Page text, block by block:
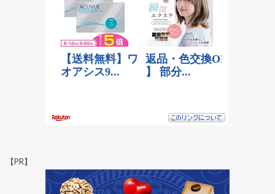
【PR】